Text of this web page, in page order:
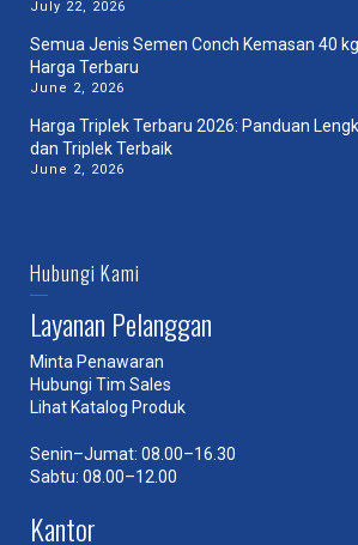
July 22, 2026
Semua Jenis Semen Conch Kemasan 40
Harga Terbaru
June 2, 2026
Harga Triplek Terbaru 2026: Panduan
dan Triplek Terbaik
June 2, 2026
Hubungi Kami
Layanan Pelanggan
Minta Penawaran
Hubungi Tim Sales
Lihat Katalog Produk
Senin–Jumat: 08.00–16.30
Sabtu: 08.00–12.00
Kantor